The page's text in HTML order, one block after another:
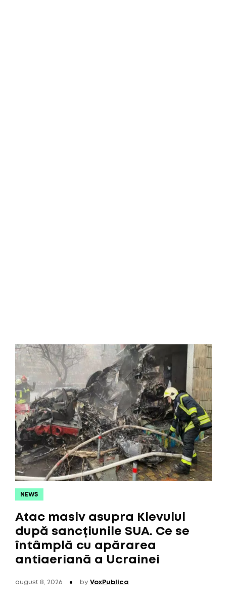
NEWS
Atac masiv asupra Kievului
după sancțiunile SUA. Ce se
întâmplă cu apărarea
antiaeriană a Ucrainei
august 8, 2026 by VoxPublica